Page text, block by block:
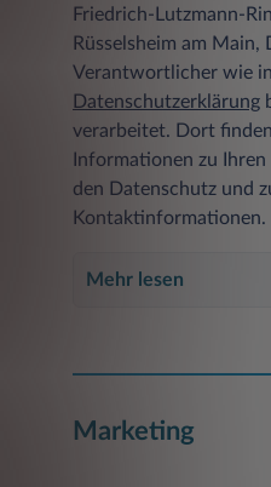
Friedrich-Lutzmann-
Rüsselsheim am Main,
Verantwortlicher wie
Datenschutzerklärung
verarbeitet. Dort
Informationen zu
den Datenschutz und
Kontaktinformationen.
Mehr lesen
Marketing